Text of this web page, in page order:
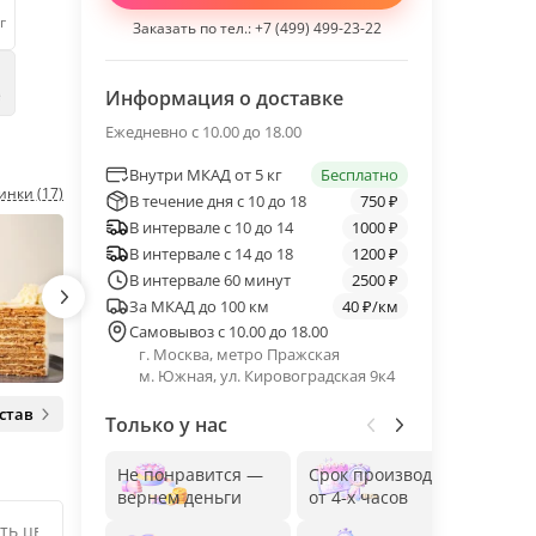
(17)
Заказать по тел.:+7 (499) 499-23-22
Информация о доставке
Ежедневно с 10.00 до 18.00
Внутри МКАД от 5 кг
Бесплатно
В течение дня с 10 до 18
750 ₽
В интервале с 10 до 14
1000 ₽
В интервале с 14 до 18
1200 ₽
В интервале 60 минут
2500 ₽
За МКАД до 100 км
40 ₽/км
Самовывоз с 10.00 до 18.00
г. Москва, метро Пражская
м. Южная, ул. Кировоградская 9к4
Только у нас
Не понравится —
вернем деньги
Срок производства
от 4-х часов